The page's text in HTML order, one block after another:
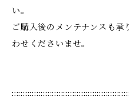
い。
ご購入後のメンテナンスも
わせくださいませ。